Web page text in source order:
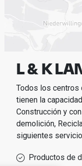
L & K
Todos los centros
tienen la
Construcción y
demolición,
siguientes
Productos de